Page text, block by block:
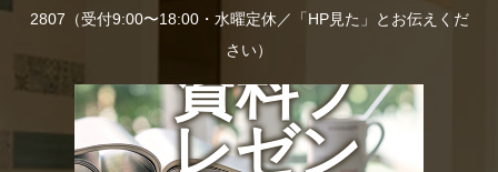
2807（受付9:00〜18:00・水曜定休／「HP見た」とお伝えくだ
さい）
資料プ
レゼン